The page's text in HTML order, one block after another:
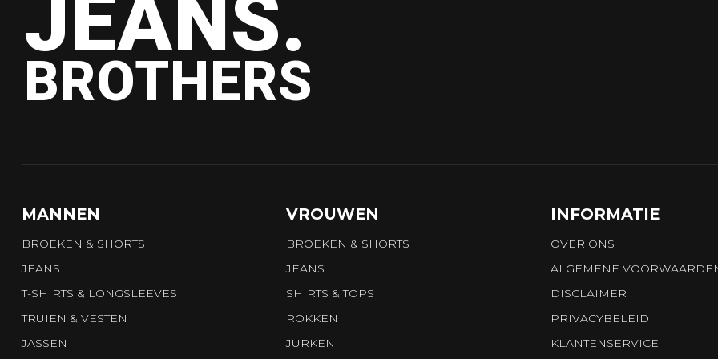
JEANS.
BROTHERS
MANNEN
BROEKEN & SHORTS
JEANS
T-SHIRTS & LONGSLEEVES
TRUIEN & VESTEN
JASSEN
VROUWEN
BROEKEN & SHORTS
JEANS
SHIRTS & TOPS
ROKKEN
JURKEN
INFORMATIE
OVER ONS
ALGEMENE
DISCLAIMER
PRIVACYBELEID
KLANTENSERVICE